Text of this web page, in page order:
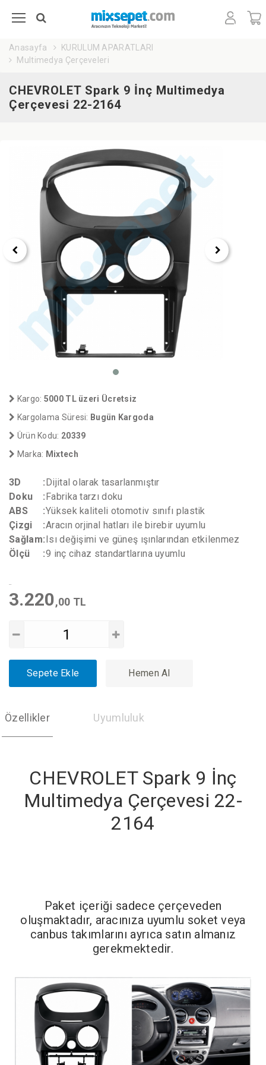
Anasayfa
KURULUM APARATLARI
Multimedya Çerçeveleri
CHEVROLET Spark 9 İnç Multimedya
Çerçevesi 22-2164
Kargo: 5000 TL üzeri Ücretsiz
Kargolama Süresi: Bugün Kargoda
Ürün Kodu: 20339
Marka: Mixtech
3D :Dijital olarak tasarlanmıştır
Doku
:Fabrika tarzı doku
ABS
:Yüksek kaliteli otomotiv sınıfı plastik
Çizgi
:Aracın orjinal hatları ile birebir uyumlu
Sağlam:Isı değişimi ve güneş ışınlarından etkilenmez
Ölçü
:9 inç cihaz standartlarına uyumlu
3.220,00 TL
Sepete Ekle Hemen Al
Özellikler Uyumluluk
CHEVROLET Spark 9 İnç
Multimedya Çerçevesi 22-
2164
Paket içeriği sadece çerçeveden
oluşmaktadır, aracınıza uyumlu soket veya
canbus takımlarını ayrıca satın almanız
gerekmektedir.